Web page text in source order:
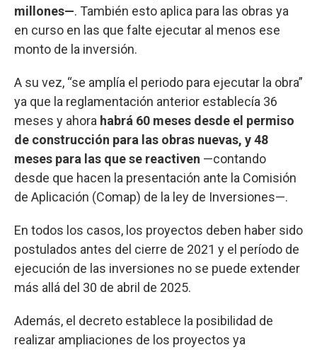
millones—. También esto aplica para las obras ya
en curso en las que falte ejecutar al menos ese
monto de la inversión.
A su vez, “se amplía el periodo para ejecutar la obra”
ya que la reglamentación anterior establecía 36
meses y ahora habrá 60 meses desde el permiso
de construcción para las obras nuevas, y 48
meses para las que se reactiven —contando
desde que hacen la presentación ante la Comisión
de Aplicación (Comap) de la ley de Inversiones—.
En todos los casos, los proyectos deben haber sido
postulados antes del cierre de 2021 y el período de
ejecución de las inversiones no se puede extender
más allá del 30 de abril de 2025.
Además, el decreto establece la posibilidad de
realizar ampliaciones de los proyectos ya